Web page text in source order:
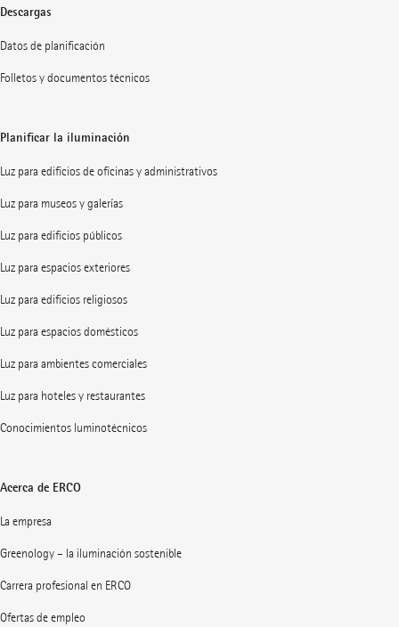
Descargas
Datos de planificación
Folletos y documentos técnicos
Planificar la iluminación
Luz para edificios de oficinas y administrativos
Luz para museos y galerías
Luz para edificios públicos
Luz para espacios exteriores
Luz para edificios religiosos
Luz para espacios domésticos
Luz para ambientes comerciales
Luz para hoteles y restaurantes
Conocimientos luminotécnicos
Acerca de ERCO
La empresa
Greenology – la iluminación sostenible
Carrera profesional en ERCO
Ofertas de empleo